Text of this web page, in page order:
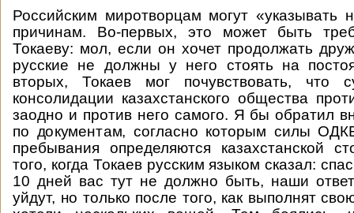
Российским миротворцам могут «указывать
причинам. Во-первых, это может быть
Токаеву: мол, если он хочет продолжать
русские не должны у него стоять на
вторых, Токаев мог почувствовать, что
консолидации казахстанского общества
заодно и против него самого. Я бы обратил
по документам, согласно которым силы
пребывания определяются казахстанской
того, когда Токаев русским языком сказал:
10 дней вас тут не должно быть, наши
уйдут, но только после того, как выполнят